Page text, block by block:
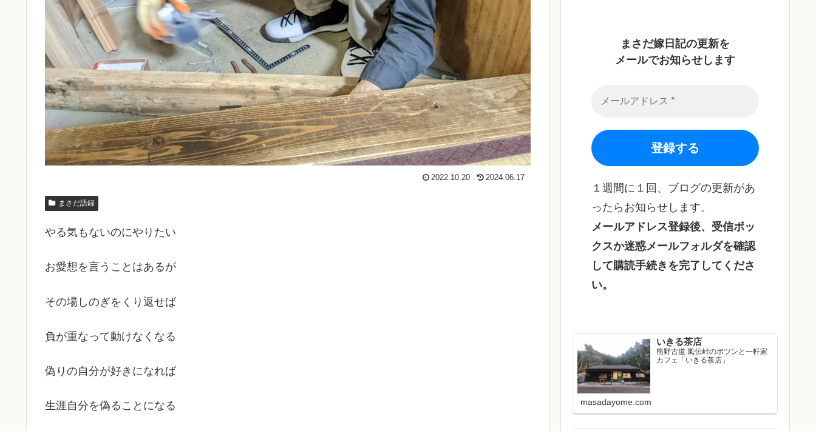
2022.10.20 2024.06.17
まさだ語録
やる気もないのにやりたい
お愛想を言うことはあるが
その場しのぎをくり返せば
負が重なって動けなくなる
偽りの自分が好きになれば
生涯自分を偽ることになる
まさだ嫁日記の更新を
メールでお知らせします
１週間に１回、ブログの更新があ
ったらお知らせします。
メールアドレス登録後、受信ボッ
クスか迷惑メールフォルダを確認
して購読手続きを完了してくださ
い。
いきる茶店
熊野古道 風伝峠のポツンと一軒家
カフェ「いきる茶店」
masadayome.com